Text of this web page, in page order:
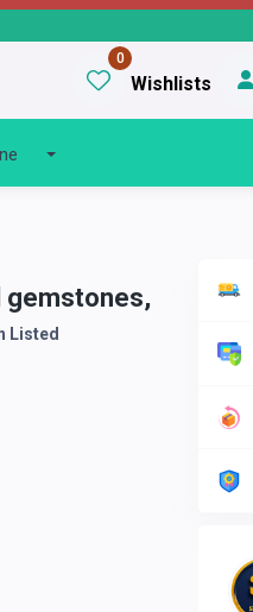
0
Wishlists
gemstones,
Listed